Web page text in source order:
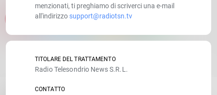
email
menzionati, ti preghiamo di scriverci una e-mail
all'indirizzo support@radiotsn.tv
TITOLARE DEL TRATTAMENTO
Radio Telesondrio News S.R.L.
CONTATTO